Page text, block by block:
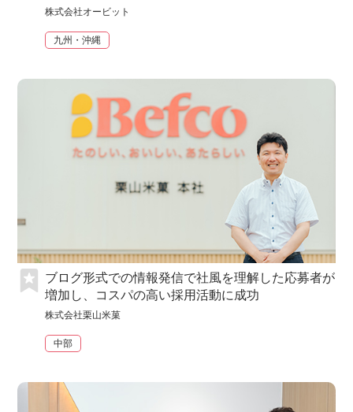
株式会社オービット
九州・沖縄
ブログ形式での情報発信で社風を理解した応募者が
増加し、コスパの高い採用活動に成功
株式会社栗山米菓
中部